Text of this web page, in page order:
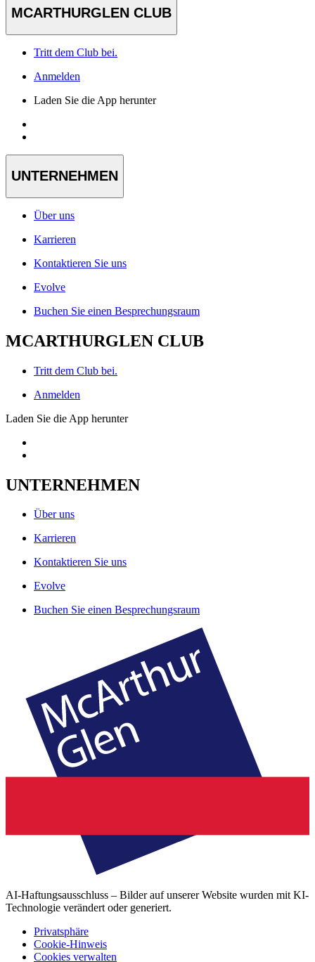
MCARTHURGLEN CLUB
Tritt dem Club bei.
Anmelden
Laden Sie die App herunter
UNTERNEHMEN
Über uns
Karrieren
Kontaktieren Sie uns
Evolve
Buchen Sie einen Besprechungsraum
MCARTHURGLEN CLUB
Tritt dem Club bei.
Anmelden
Laden Sie die App herunter
UNTERNEHMEN
Über uns
Karrieren
Kontaktieren Sie uns
Evolve
Buchen Sie einen Besprechungsraum
AI-Haftungsausschluss – Bilder auf unserer Website wurden mit KI-
Technologie verändert oder generiert.
Privatsphäre
Cookie-Hinweis
Cookies verwalten